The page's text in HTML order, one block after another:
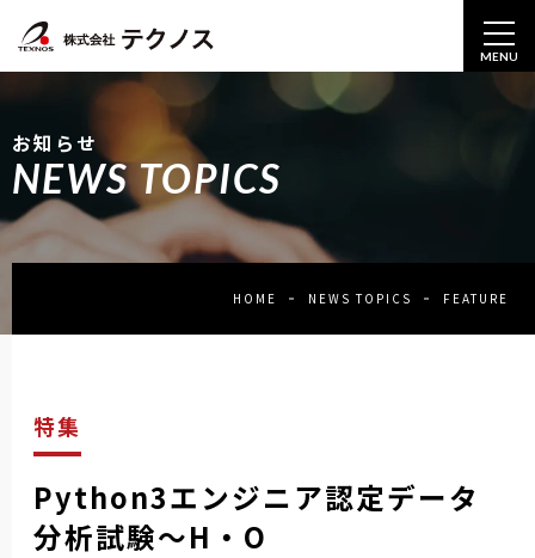
MENU
お知らせ
NEWS TOPICS
HOME NEWS TOPICS FEATURE
特集
Python3エンジニア認定データ
分析試験～H・O